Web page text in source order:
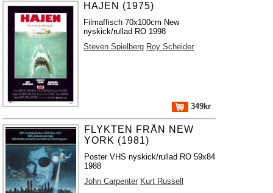
HAJEN (1975)
Filmaffisch 70x100cm New
nyskick/rullad RO 1998
Steven Spielberg Roy Scheider
349kr
FLYKTEN FRÅN NEW
YORK (1981)
Poster VHS nyskick/rullad RO 59x84
1988
John Carpenter Kurt Russell